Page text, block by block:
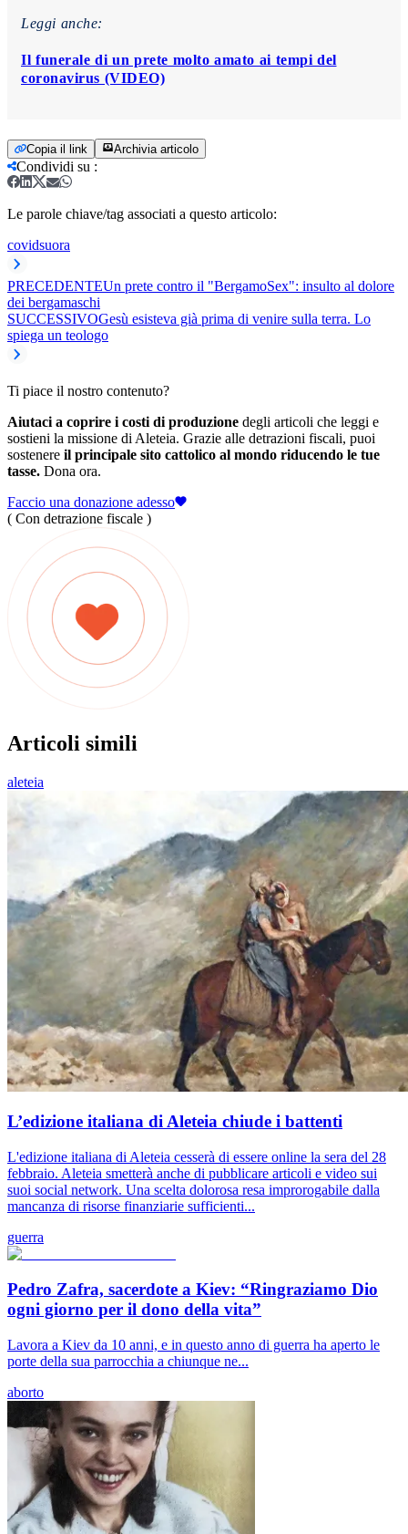
Leggi anche:
Il funerale di un prete molto amato ai tempi del
coronavirus (VIDEO)
Copia il link Archivia articolo
Condividi su :
Le parole chiave/tag associati a questo articolo:
covidsuora
PRECEDENTEUn prete contro il "BergamoSex": insulto al dolore
dei bergamaschi
SUCCESSIVOGesù esisteva già prima di venire sulla terra. Lo
spiega un teologo
Ti piace il nostro contenuto?
Aiutaci a coprire i costi di produzione degli articoli che leggi e
sostieni la missione di Aleteia. Grazie alle detrazioni fiscali, puoi
sostenere il principale sito cattolico al mondo riducendo le tue
tasse. Dona ora.
Faccio una donazione adesso
( Con detrazione fiscale )
Articoli simili
aleteia
L’edizione italiana di Aleteia chiude i battenti
L'edizione italiana di Aleteia cesserà di essere online la sera del 28
febbraio. Aleteia smetterà anche di pubblicare articoli e video sui
suoi social network. Una scelta dolorosa resa improrogabile dalla
mancanza di risorse finanziarie sufficienti...
guerra
Pedro Zafra, sacerdote a Kiev: “Ringraziamo Dio
ogni giorno per il dono della vita”
Lavora a Kiev da 10 anni, e in questo anno di guerra ha aperto le
porte della sua parrocchia a chiunque ne...
aborto